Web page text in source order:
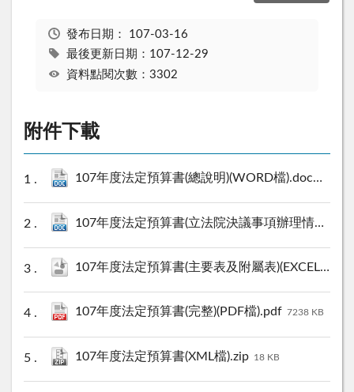
發布日期： 107-03-16
最後更新日期：107-12-29
資料點閱次數：3302
附件下載
107年度法定預算書(總說明)(WORD檔).doc 88 KB
107年度法定預算書(立法院決議事項辦理情形表)(WORD檔).doc
107年度法定預算書(主要表及附屬表)(EXCEL檔).ods
107年度法定預算書(完整)(PDF檔).pdf 7238 KB
107年度法定預算書(XML檔).zip 18 KB